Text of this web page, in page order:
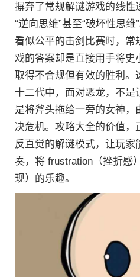
摒弃了常规解谜游戏的线性
“逆向思维”甚至“破坏性思
看似公平的击剑比赛时，常
戏的答案却是直接用手将史
取得不合规但有效的胜利。
十二代中，面对恶龙，不是
是将斧头拖给一旁的女神，
决危机。攻略大全的价值，
反直觉的解谜模式，让玩家
奏，将 frustration（挫折感
现）的乐趣。